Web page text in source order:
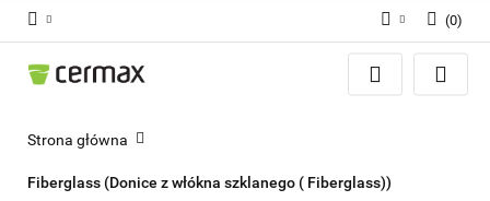
Zaloguj się
(0)
Strona główna
Fiberglass (Donice z włókna szklanego ( Fiberglass))